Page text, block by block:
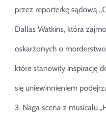
przez reporterkę sądową
Dallas Watkins, która
oskarżonych o
które stanowiły inspirację
się uniewinnieniem
3. Naga scena z musicalu